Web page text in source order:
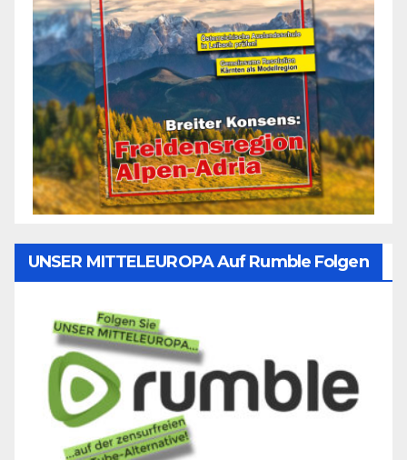
UNSER MITTELEUROPA Auf Rumble Folgen